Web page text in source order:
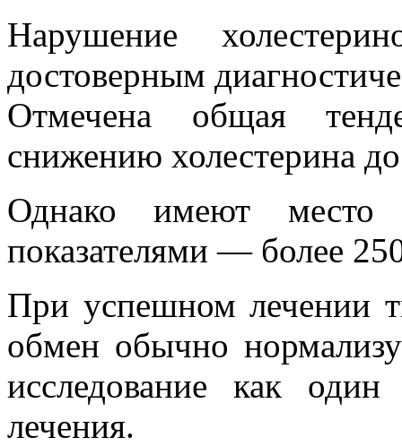
Нарушение
достоверным
Отмечена общая
снижению холестерина
Однако имеют место
показателями — более
При успешном лечении
обмен обычно
исследование как
лечения.